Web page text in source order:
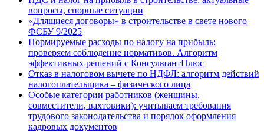
вопросы, спорные ситуации
«Длящиеся договоры» в строительстве в свете нового
ФСБУ 9/2025
Нормируемые расходы по налогу на прибыль:
проверяем соблюдение нормативов. Алгоритм
эффективных решений с КонсультантПлюс
Отказ в налоговом вычете по НДФЛ: алгоритм действий
налогоплательщика – физического лица
Особые категории работников (женщины,
совместители, вахтовики): учитываем требования
трудового законодательства и порядок оформления
кадровых документов